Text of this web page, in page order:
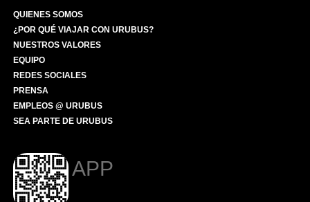
QUIENES SOMOS
¿POR QUÉ VIAJAR CON URUBUS?
NUESTROS VALORES
EQUIPO
REDES SOCIALES
PRENSA
EMPLEOS @ URUBUS
SEA PARTE DE URUBUS
APP